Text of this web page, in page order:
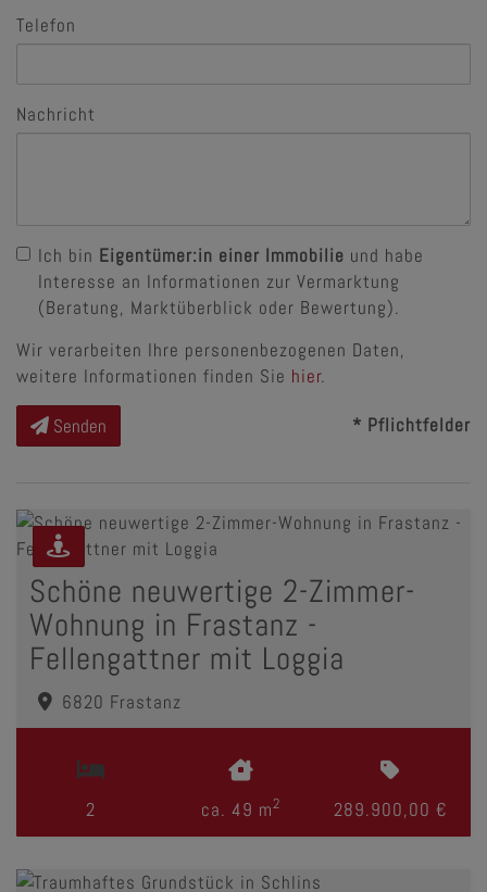
Telefon
Nachricht
Ich bin Eigentümer:in einer Immobilie und habe
Interesse an Informationen zur Vermarktung
(Beratung, Marktüberblick oder Bewertung).
Wir verarbeiten Ihre personenbezogenen Daten,
weitere Informationen finden Sie hier.
Senden * Pflichtfelder
Schöne neuwertige 2-Zimmer-
Wohnung in Frastanz -
Fellengattner mit Loggia
6820 Frastanz
2 ca. 49 m2 289.900,00 €